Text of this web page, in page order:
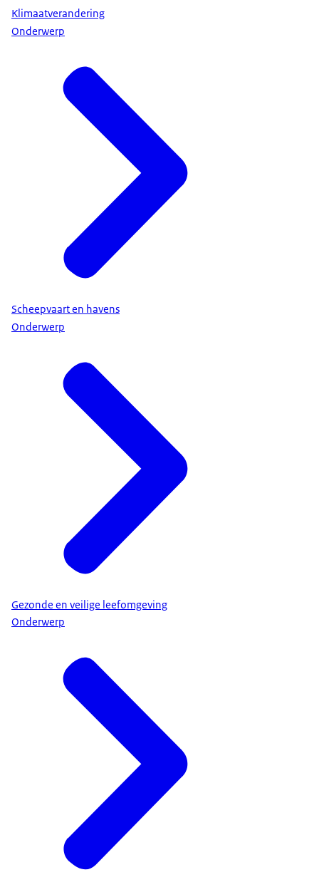
Klimaatverandering
Onderwerp
Scheepvaart en havens
Onderwerp
Gezonde en veilige leefomgeving
Onderwerp